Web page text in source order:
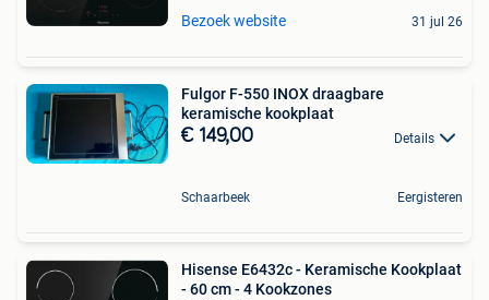
Bezoek website 31 jul 26
Fulgor F-550 INOX draagbare
keramische kookplaat
€ 149,00 Details
Schaarbeek Eergisteren
Hisense E6432c - Keramische Kookplaat
- 60 cm - 4 Kookzones